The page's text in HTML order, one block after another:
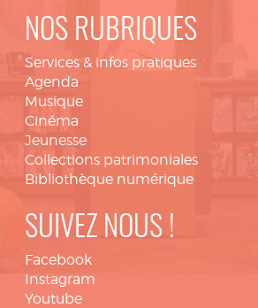
NOS RUBRIQUES
Services & infos pratiques
Agenda
Musique
Cinéma
Jeunesse
Collections patrimoniales
Bibliothèque numérique
SUIVEZ NOUS !
Facebook
Instagram
Youtube